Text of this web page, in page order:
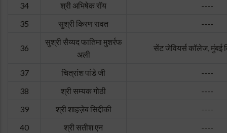
34
श्री अभिषेक रॉय
----
35
सुश्री किरण रावत ----
36
सुश्री सैय्यद फातिमा मुशर्रफ
अली
सेंट जेवियर्स कॉलेज, मुंबई
37 चित्रांश पांडे जी
----
38
श्री सम्यक गोठी
----
39
श्री शाहज़ेब सिद्दीकी
----
40
श्री सतीश एन
----